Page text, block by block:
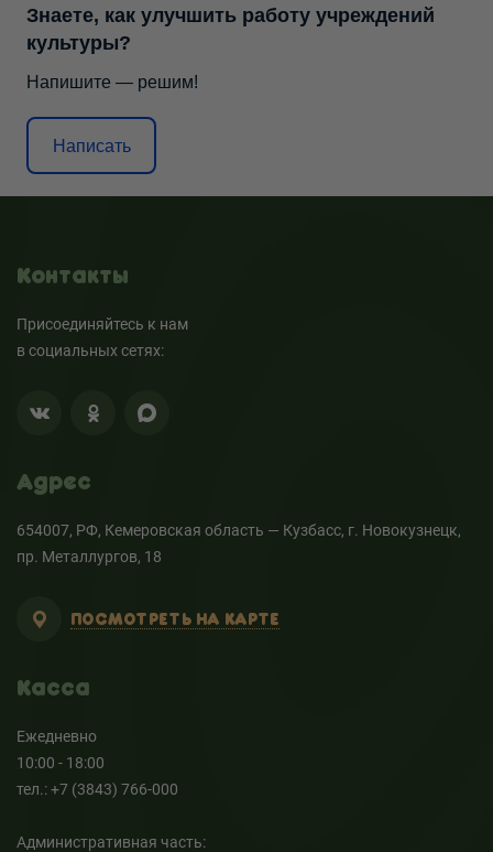
Знаете, как улучшить работу учреждений
культуры?
Напишите — решим!
Написать
Контакты
Присоединяйтесь к нам
в социальных сетях:
Адрес
654007, РФ, Кемеровская область — Кузбасс, г. Новокузнецк,
пр. Металлургов, 18
ПОСМОТРЕТЬ НА КАРТЕ
Касса
Ежедневно
10:00 - 18:00
тел.: +7 (3843) 766-000
Административная часть: